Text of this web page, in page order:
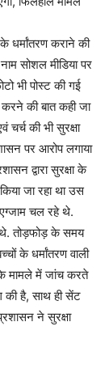
धर्मांतरण कराने की
सोशल मीडिया पर
भी पोस्ट की गई
की बात कही जा
की भी सुरक्षा
पर आरोप लगाया
द्वारा सुरक्षा के
जा रहा था उस
चल रहे थे.
तोड़फोड़ के समय
के धर्मांतरण वाली
के मामले में जांच करते
की है, साथ ही सेंट
ने सुरक्षा